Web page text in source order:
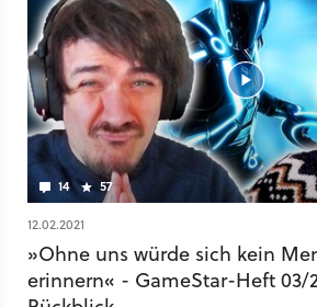
14 57
12.02.2021
»Ohne uns würde sich kein
erinnern« - GameStar-Heft 03/